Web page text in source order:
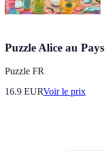
Puzzle Alice au
Puzzle FR
16.9 EURVoir le prix